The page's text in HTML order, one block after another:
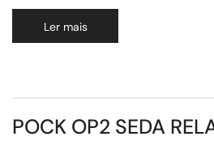
Ler mais
POCK OP2 SEDA